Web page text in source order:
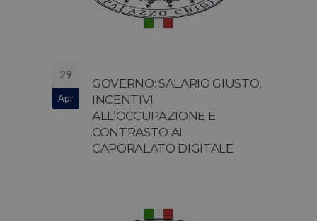
29
Apr
GOVERNO: SALARIO GIUSTO,
INCENTIVI
ALL’OCCUPAZIONE E
CONTRASTO AL
CAPORALATO DIGITALE